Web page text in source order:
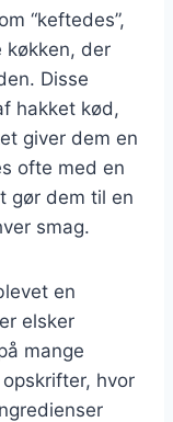
“keftedes”,
der
Disse
hakket kød,
giver dem en
ofte med en
gør dem til en
smag.
en
elsker
mange
hvor